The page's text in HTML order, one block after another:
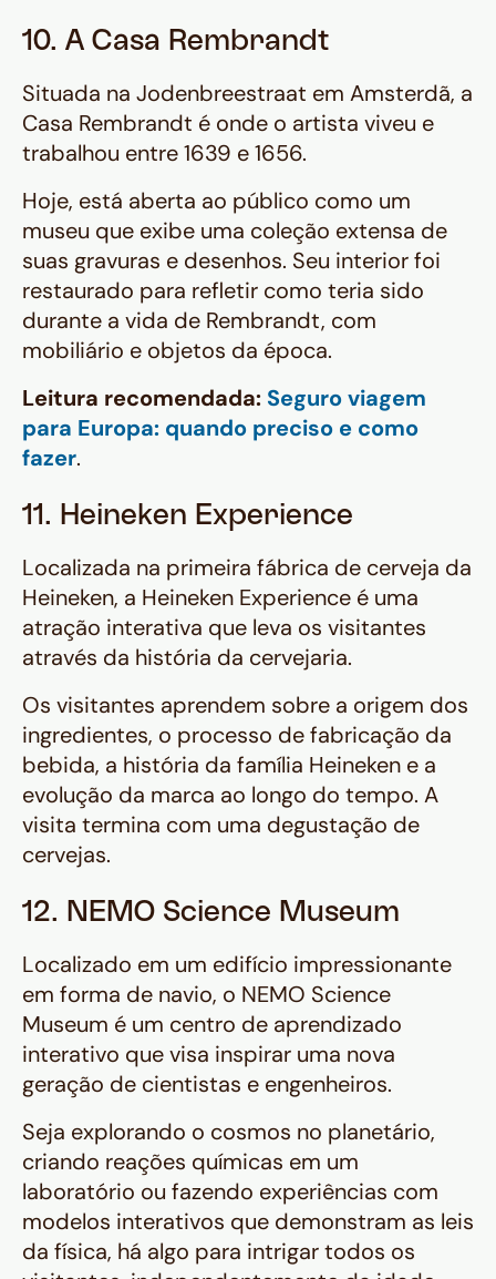
10. A Casa Rembrandt
Situada na Jodenbreestraat em Amsterdã, a
Casa Rembrandt é onde o artista viveu e
trabalhou entre 1639 e 1656.
Hoje, está aberta ao público como um
museu que exibe uma coleção extensa de
suas gravuras e desenhos. Seu interior foi
restaurado para refletir como teria sido
durante a vida de Rembrandt, com
mobiliário e objetos da época.
Leitura recomendada: Seguro viagem
para Europa: quando preciso e como
fazer.
11. Heineken Experience
Localizada na primeira fábrica de cerveja da
Heineken, a Heineken Experience é uma
atração interativa que leva os visitantes
através da história da cervejaria.
Os visitantes aprendem sobre a origem dos
ingredientes, o processo de fabricação da
bebida, a história da família Heineken e a
evolução da marca ao longo do tempo. A
visita termina com uma degustação de
cervejas.
12. NEMO Science Museum
Localizado em um edifício impressionante
em forma de navio, o NEMO Science
Museum é um centro de aprendizado
interativo que visa inspirar uma nova
geração de cientistas e engenheiros.
Seja explorando o cosmos no planetário,
criando reações químicas em um
laboratório ou fazendo experiências com
modelos interativos que demonstram as leis
da física, há algo para intrigar todos os